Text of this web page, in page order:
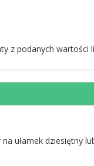
z podanych wartości
ułamek dziesiętny